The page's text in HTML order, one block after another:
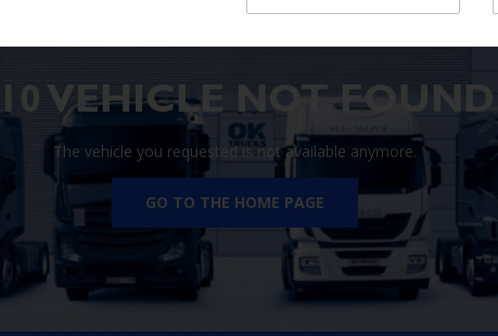
VEHICLE NOT FOUND
The vehicle you requested is not available anymore.
GO TO THE HOME PAGE